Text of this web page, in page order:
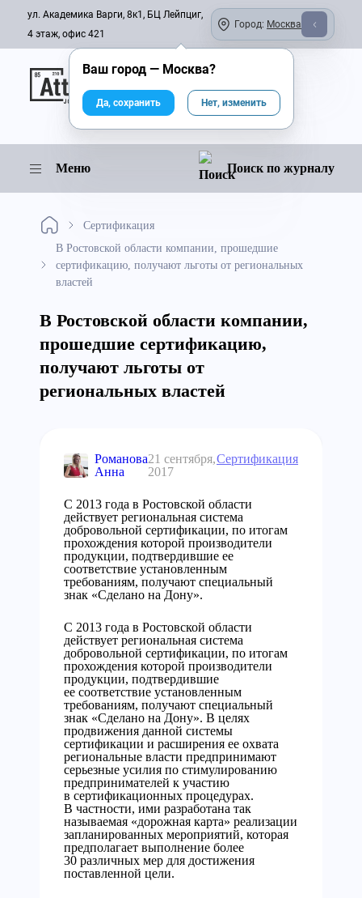
ул. Академика Варги, 8к1, БЦ Лейпциг,
4 этаж, офис 421
Город: Москва
Онлайн-журнал
Меню Поиск по журналу
Сертификация
В Ростовской области компании, прошедшие
сертификацию, получают льготы от региональных
властей
В Ростовской области компании,
прошедшие сертификацию,
получают льготы от
региональных властей
Романова
Анна
21 сентября,
2017
Сертификация
С 2013 года в Ростовской области
действует региональная система
добровольной сертификации, по итогам
прохождения которой производители
продукции, подтвердившие ее
соответствие установленным
требованиям, получают специальный
знак «Сделано на Дону».
С 2013 года в Ростовской области
действует региональная система
добровольной сертификации, по итогам
прохождения которой производители
продукции, подтвердившие
ее соответствие установленным
требованиям, получают специальный
знак «Сделано на Дону». В целях
продвижения данной системы
сертификации и расширения ее охвата
региональные власти предпринимают
серьезные усилия по стимулированию
предпринимателей к участию
в сертификационных процедурах.
В частности, ими разработана так
называемая «дорожная карта» реализации
запланированных мероприятий, которая
предполагает выполнение более
30 различных мер для достижения
поставленной цели.
Ваш город — Москва?
Да, сохранить Нет, изменить